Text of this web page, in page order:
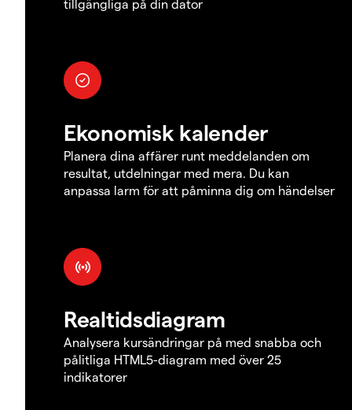
tillgängliga på din dator
Ekonomisk kalender
Planera dina affärer runt meddelanden om
resultat, utdelningar med mera. Du kan
anpassa larm för att påminna dig om händelser
Realtidsdiagram
Analysera kursändringar på med snabba och
pålitliga HTML5-diagram med över 25
indikatorer